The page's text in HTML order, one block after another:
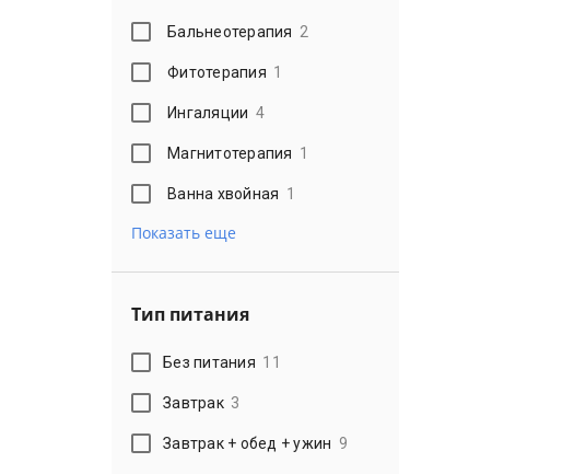
Бальнеотерапия 2
Фитотерапия 1
Ингаляции 4
Магнитотерапия 1
Ванна хвойная 1
Показать еще
Тип питания
Без питания 11
Завтрак 3
Завтрак + обед + ужин 9